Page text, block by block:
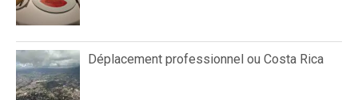
Déplacement professionnel ou Costa Rica